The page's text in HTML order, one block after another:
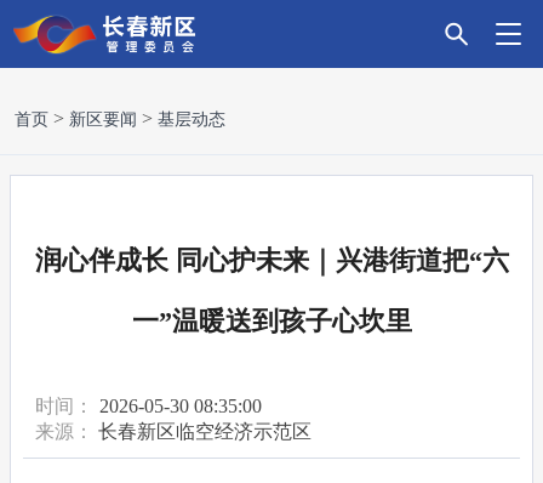
首
页
新
区
要
政
务
服
务
主
导
产
业
技
创
新
商
引
资
商
环
境
建
引
进
新
首页 新区要闻 基层动态
润心伴成长 同心护未来｜兴港街道把“六
一”温暖送到孩子心坎里
时间：
2026-05-30 08:35:00
来源：
长春新区临空经济示范区